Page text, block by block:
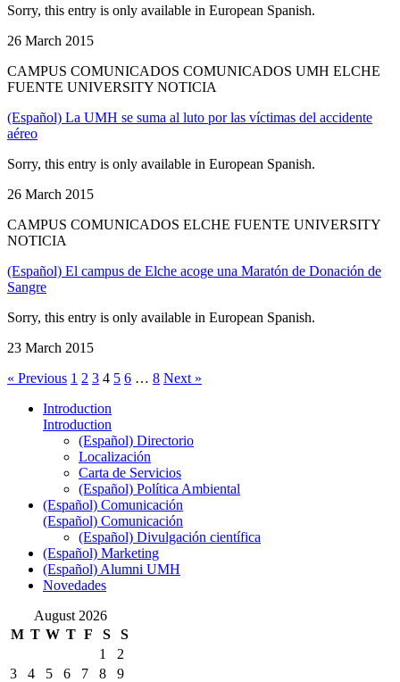
Sorry, this entry is only available in European Spanish.
26 March 2015
CAMPUS COMUNICADOS COMUNICADOS UMH ELCHE
FUENTE UNIVERSITY NOTICIA
(Español) La UMH se suma al luto por las víctimas del accidente
aéreo
Sorry, this entry is only available in European Spanish.
26 March 2015
CAMPUS COMUNICADOS ELCHE FUENTE UNIVERSITY
NOTICIA
(Español) El campus de Elche acoge una Maratón de Donación de
Sangre
Sorry, this entry is only available in European Spanish.
23 March 2015
« Previous 1 2 3 4 5 6 … 8 Next »
Introduction
Introduction
(Español) Directorio
Localización
Carta de Servicios
(Español) Política Ambiental
(Español) Comunicación
(Español) Comunicación
(Español) Divulgación científica
(Español) Marketing
(Español) Alumni UMH
Novedades
August 2026
M T W T F S
S
1
2
3
4 5 6 7 8
9